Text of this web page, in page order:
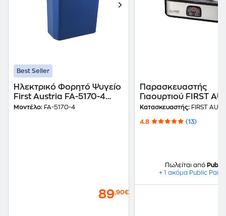
Best Seller
Ηλεκτρικό Φορητό Ψυγείο
First Austria FA-5170-4
12V/220V 24Lt 52W - Μπλε
Μοντέλο: FA-5170-4
89,90€
Παρασκευαστής
Γιαουρτιού FIRST
FA-5120-2 30 W 1.52
Κατασκευαστής: FIRST
4.8 (13)
Πωλείται από Public
+ 1 ακόμα Public